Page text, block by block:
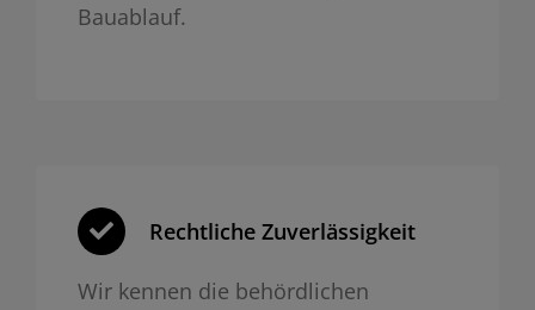
Bauablauf.
Rechtliche Zuverlässigkeit
Wir kennen die behördlichen